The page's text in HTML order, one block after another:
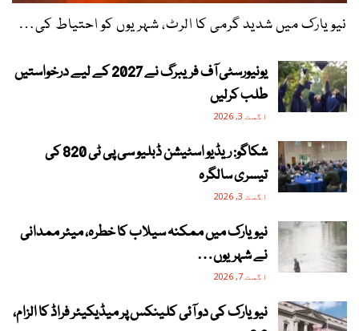
نیویارک میں شدید گرمی کا الرٹ، شہریوں کو احتیاط کی…
یونیورسٹی آف فریبرگ نے 2027 کے لیے درخواستیں
طلب کرلیں
اگست 3, 2026
شکاگو: ریڈیو اسٹیشن ڈبلیو سی پی ٹی 820 کی
تیسری سالگرہ
اگست 3, 2026
نیویارک میں ممکنہ سیلاب کا خطرہ، میئر ممدانی
نے شہریوں…
اگست 7, 2026
نیویارک کی دو آئی کلینکس پر میڈیکیئر فراڈ کا الزام،